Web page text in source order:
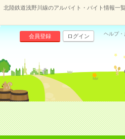
北陸鉄道浅野川線のアルバイト・バイト情報一
会員登録 ログイン ヘルプ・